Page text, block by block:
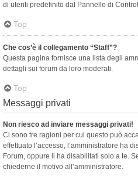
di utenti predefinito dal Pannello di
Top
Che cos’è il collegamento “Staff”?
Questa pagina fornisce una lista degli
dettagli sui forum da loro moderati.
Top
Messaggi privati
Non riesco ad inviare messaggi privati!
Ci sono tre ragioni per cui questo può
effettuato l’accesso, l’amministratore ha
Forum, oppure li ha disabilitati solo a te.
chiederne il motivo all’amministratore.